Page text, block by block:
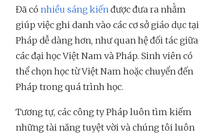
Đã có nhiều sáng kiếnđược đưa ra nhằm
giúp việc ghi danh vào các cơ sở giáo dục tại
Pháp dễ dàng hơn, như quan hệ đối tác giữa
các đại học Việt Nam và Pháp. Sinh viên có
thể chọn học từ Việt Nam hoặc chuyển đến
Pháp trong quá trình học.
Tương tự, các công ty Pháp luôn tìm kiếm
những tài năng tuyệt vời và chúng tôi luôn